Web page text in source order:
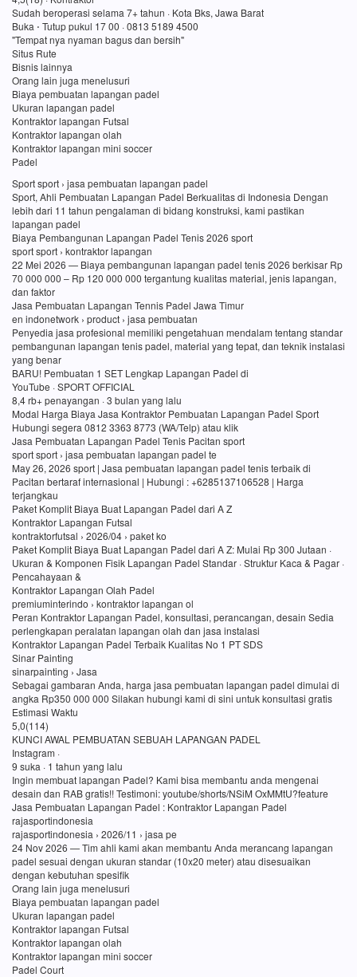
Sudah beroperasi selama 7+ tahun · Kota Bks, Jawa Barat
Buka ⋅ Tutup pukul 17 00 · 0813 5189 4500
"Tempat nya nyaman bagus dan bersih"
Situs Rute
Bisnis lainnya
Orang lain juga menelusuri
Biaya pembuatan lapangan padel
Ukuran lapangan padel
Kontraktor lapangan Futsal
Kontraktor lapangan olah
Kontraktor lapangan mini soccer
Padel
Sport sport › jasa pembuatan lapangan padel
Sport, Ahli Pembuatan Lapangan Padel Berkualitas di Indonesia Dengan
lebih dari 11 tahun pengalaman di bidang konstruksi, kami pastikan
lapangan padel
Biaya Pembangunan Lapangan Padel Tenis 2026 sport
sport sport › kontraktor lapangan
22 Mei 2026 — Biaya pembangunan lapangan padel tenis 2026 berkisar Rp
70 000 000 – Rp 120 000 000 tergantung kualitas material, jenis lapangan,
dan faktor
Jasa Pembuatan Lapangan Tennis Padel Jawa Timur
en indonetwork › product › jasa pembuatan
Penyedia jasa profesional memiliki pengetahuan mendalam tentang standar
pembangunan lapangan tenis padel, material yang tepat, dan teknik instalasi
yang benar
BARU! Pembuatan 1 SET Lengkap Lapangan Padel di
YouTube · SPORT OFFICIAL
8,4 rb+ penayangan · 3 bulan yang lalu
Modal Harga Biaya Jasa Kontraktor Pembuatan Lapangan Padel Sport
Hubungi segera 0812 3363 8773 (WA/Telp) atau klik
Jasa Pembuatan Lapangan Padel Tenis Pacitan sport
sport sport › jasa pembuatan lapangan padel te
May 26, 2026 sport | Jasa pembuatan lapangan padel tenis terbaik di
Pacitan bertaraf internasional | Hubungi : +6285137106528 | Harga
terjangkau
Paket Komplit Biaya Buat Lapangan Padel dari A Z
Kontraktor Lapangan Futsal
kontraktorfutsal › 2026/04 › paket ko
Paket Komplit Biaya Buat Lapangan Padel dari A Z: Mulai Rp 300 Jutaan ·
Ukuran & Komponen Fisik Lapangan Padel Standar · Struktur Kaca & Pagar ·
Pencahayaan &
Kontraktor Lapangan Olah Padel
premiuminterindo › kontraktor lapangan ol
Peran Kontraktor Lapangan Padel, konsultasi, perancangan, desain Sedia
perlengkapan peralatan lapangan olah dan jasa instalasi
Kontraktor Lapangan Padel Terbaik Kualitas No 1 PT SDS
Sinar Painting
sinarpainting › Jasa
Sebagai gambaran Anda, harga jasa pembuatan lapangan padel dimulai di
angka Rp350 000 000 Silakan hubungi kami di sini untuk konsultasi gratis
Estimasi Waktu
5,0(114)
KUNCI AWAL PEMBUATAN SEBUAH LAPANGAN PADEL
Instagram ·
9 suka · 1 tahun yang lalu
Ingin membuat lapangan Padel? Kami bisa membantu anda mengenai
desain dan RAB gratis!! Testimoni: youtube/shorts/NSiM OxMMtU?feature
Jasa Pembuatan Lapangan Padel : Kontraktor Lapangan Padel
rajasportindonesia
rajasportindonesia › 2026/11 › jasa pe
24 Nov 2026 — Tim ahli kami akan membantu Anda merancang lapangan
padel sesuai dengan ukuran standar (10x20 meter) atau disesuaikan
dengan kebutuhan spesifik
Orang lain juga menelusuri
Biaya pembuatan lapangan padel
Ukuran lapangan padel
Kontraktor lapangan Futsal
Kontraktor lapangan olah
Kontraktor lapangan mini soccer
Padel Court